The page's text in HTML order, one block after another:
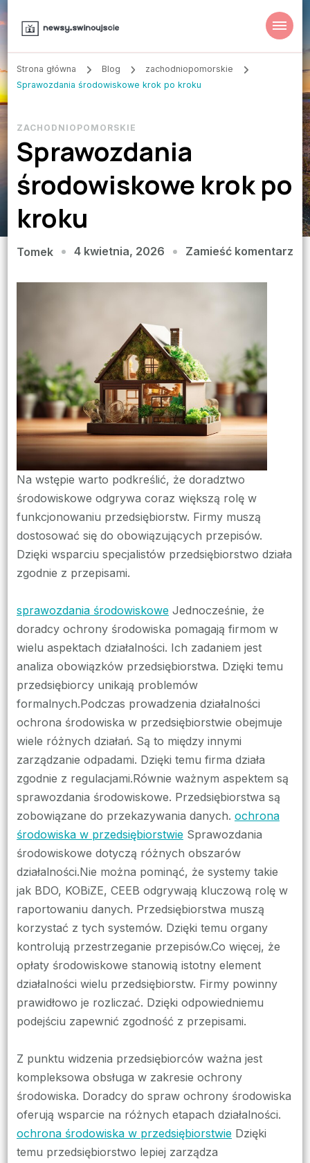
Strona główna Blog
zachodniopomorskie
Sprawozdania środowiskowe krok po kroku
ZACHODNIOPOMORSKIE
Sprawozdania
środowiskowe krok po
kroku
Tomek 4 kwietnia, 2026 Zamieść komentarzwe
Na wstępie warto podkreślić, że doradztwo
środowiskowe odgrywa coraz większą rolę w
funkcjonowaniu przedsiębiorstw. Firmy muszą
dostosować się do obowiązujących przepisów.
Dzięki wsparciu specjalistów przedsiębiorstwo działa
zgodnie z przepisami.
sprawozdania środowiskoweJednocześnie, że
doradcy ochrony środowiska pomagają firmom w
wielu aspektach działalności. Ich zadaniem jest
analiza obowiązków przedsiębiorstwa. Dzięki temu
przedsiębiorcy unikają problemów
formalnych.Podczas prowadzenia działalności
ochrona środowiska w przedsiębiorstwie obejmuje
wiele różnych działań. Są to między innymi
zarządzanie odpadami. Dzięki temu firma działa
zgodnie z regulacjami.Równie ważnym aspektem są
sprawozdania środowiskowe. Przedsiębiorstwa są
zobowiązane do przekazywania danych. ochrona
środowiska w przedsiębiorstwieSprawozdania
środowiskowe dotyczą różnych obszarów
działalności.Nie można pominąć, że systemy takie
jak BDO, KOBiZE, CEEB odgrywają kluczową rolę w
raportowaniu danych. Przedsiębiorstwa muszą
korzystać z tych systemów. Dzięki temu organy
kontrolują przestrzeganie przepisów.Co więcej, że
opłaty środowiskowe stanowią istotny element
działalności wielu przedsiębiorstw. Firmy powinny
prawidłowo je rozliczać. Dzięki odpowiedniemu
podejściu zapewnić zgodność z przepisami.
Z punktu widzenia przedsiębiorców ważna jest
kompleksowa obsługa w zakresie ochrony
środowiska. Doradcy do spraw ochrony środowiska
oferują wsparcie na różnych etapach działalności.
ochrona środowiska w przedsiębiorstwieDzięki
temu przedsiębiorstwo lepiej zarządza